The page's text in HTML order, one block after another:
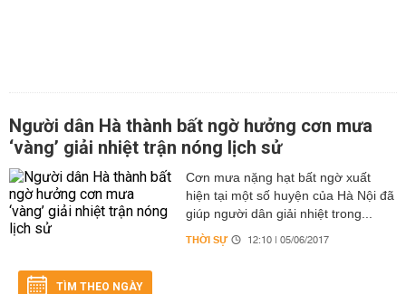
Người dân Hà thành bất ngờ hưởng cơn mưa
‘vàng’ giải nhiệt trận nóng lịch sử
Cơn mưa nặng hạt bất ngờ xuất
hiện tại một số huyện của Hà Nội đã
giúp người dân giải nhiệt trong...
THỜI SỰ 12:10 | 05/06/2017
TÌM THEO NGÀY